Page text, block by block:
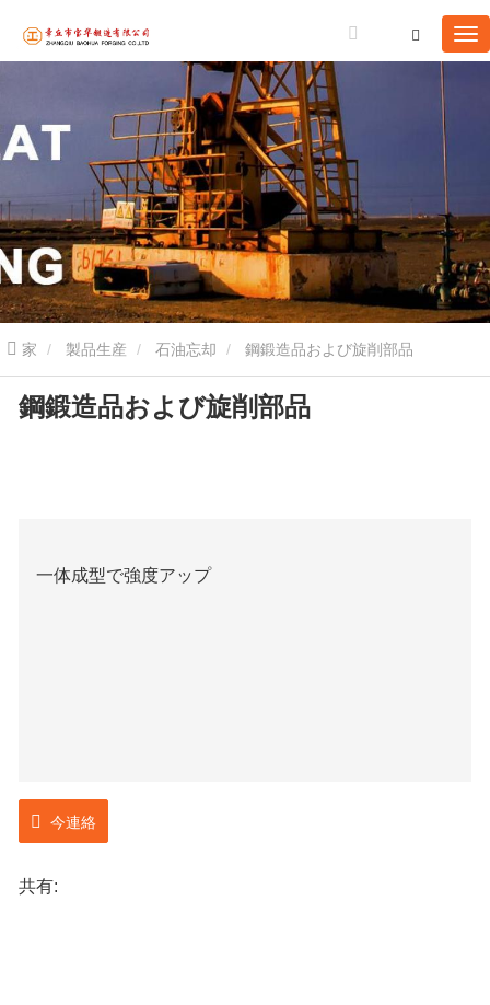
家 製品生産 石油忘却 鋼鍛造品および旋削部品
鋼鍛造品および旋削部品
一体成型で強度アップ
今連絡
共有: